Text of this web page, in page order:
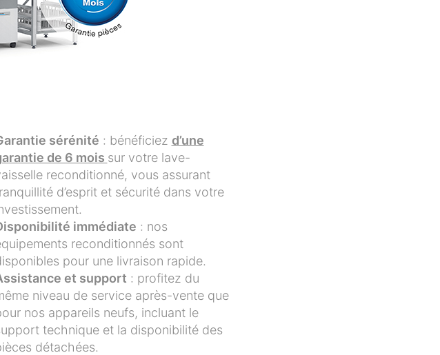
sérénité : bénéficiez d’une
de 6 mois sur votre lave-
reconditionné, vous assurant
d’esprit et sécurité dans votre
immédiate : nos
reconditionnés sont
pour une livraison rapide.
et support : profitez du
niveau de service après-vente que
nos appareils neufs, incluant le
technique et la disponibilité des
détachées.